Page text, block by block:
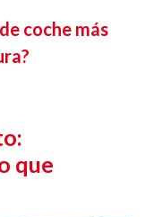
coche más
que